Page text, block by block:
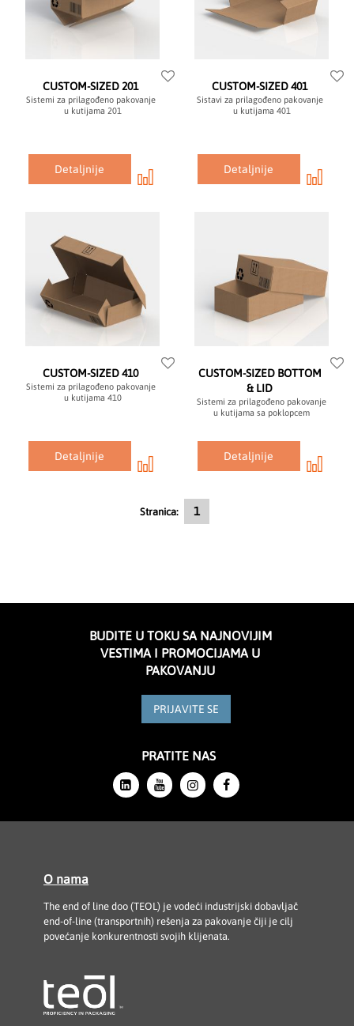
CUSTOM-SIZED 201
Sistemi za prilagođeno pakovanje
u kutijama 201
Detaljnije
CUSTOM-SIZED 401
Sistavi za prilagođeno pakovanje
u kutijama 401
Detaljnije
CUSTOM-SIZED 410
Sistemi za prilagođeno pakovanje
u kutijama 410
Detaljnije
CUSTOM-SIZED BOTTOM
& LID
Sistemi za prilagođeno pakovanje
u kutijama sa poklopcem
Detaljnije
Stranica: Trenutno čitate stranicu
1
BUDITE U TOKU SA NAJNOVIJIM
VESTIMA I PROMOCIJAMA U
PAKOVANJU
PRIJAVITE SE
PRATITE NAS
O nama
The end of line doo (TEOL) je vodeći industrijski dobavljač
end-of-line (transportnih) rešenja za pakovanje čiji je cilj
povećanje konkurentnosti svojih klijenata.